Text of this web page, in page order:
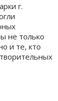
г.
не только
и те, кто